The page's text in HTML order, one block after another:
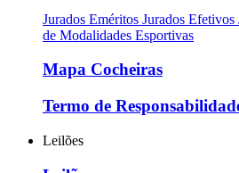
Jurados Eméritos Jurados Efetivos
de Modalidades Esportivas
Mapa Cocheiras
Termo de
Leilões